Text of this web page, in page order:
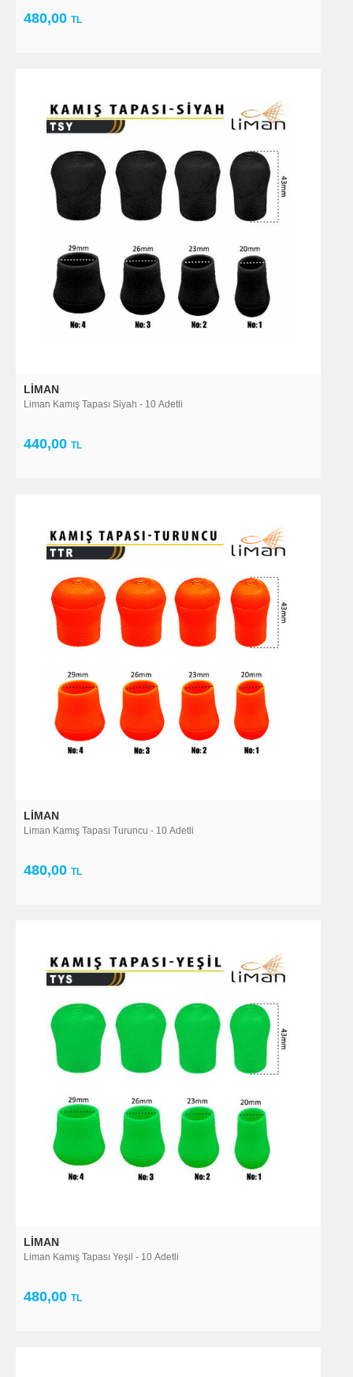
480,00 TL
LIMAN
Liman Kamış Tapası Siyah - 10 Adetli
440,00 TL
LIMAN
Liman Kamış Tapası Turuncu - 10 Adetli
480,00 TL
LIMAN
Liman Kamış Tapası Yeşil - 10 Adetli
480,00 TL